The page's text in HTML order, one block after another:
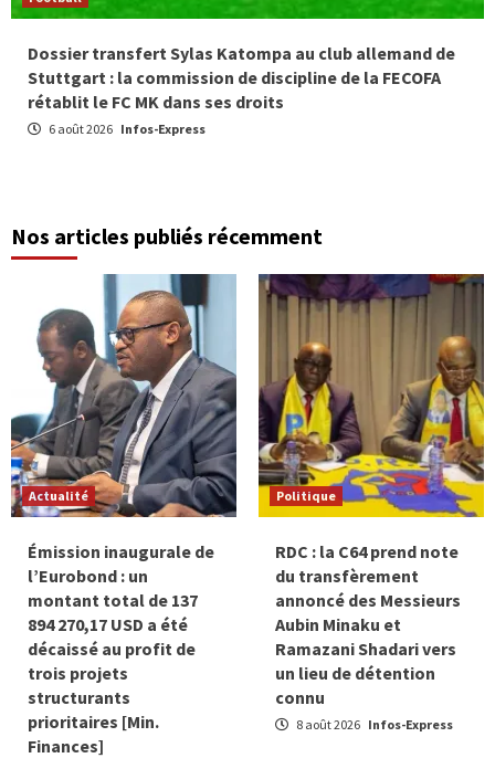
Dossier transfert Sylas Katompa au club allemand de
Stuttgart : la commission de discipline de la FECOFA
rétablit le FC MK dans ses droits
6 août 2026 Infos-Express
Nos articles publiés récemment
Actualité
Émission inaugurale de
l’Eurobond : un
montant total de 137
894 270,17 USD a été
décaissé au profit de
trois projets
structurants
prioritaires [Min.
Finances]
Politique
RDC : la C64 prend note
du transfèrement
annoncé des Messieurs
Aubin Minaku et
Ramazani Shadari vers
un lieu de détention
connu
8 août 2026 Infos-Express